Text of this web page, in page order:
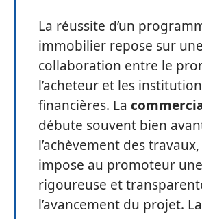
La réussite d’un
immobilier repose sur
collaboration entre le
l’acheteur et les
financières. La
débute souvent bien
l’achèvement des
impose au promoteur
rigoureuse et
l’avancement du projet.